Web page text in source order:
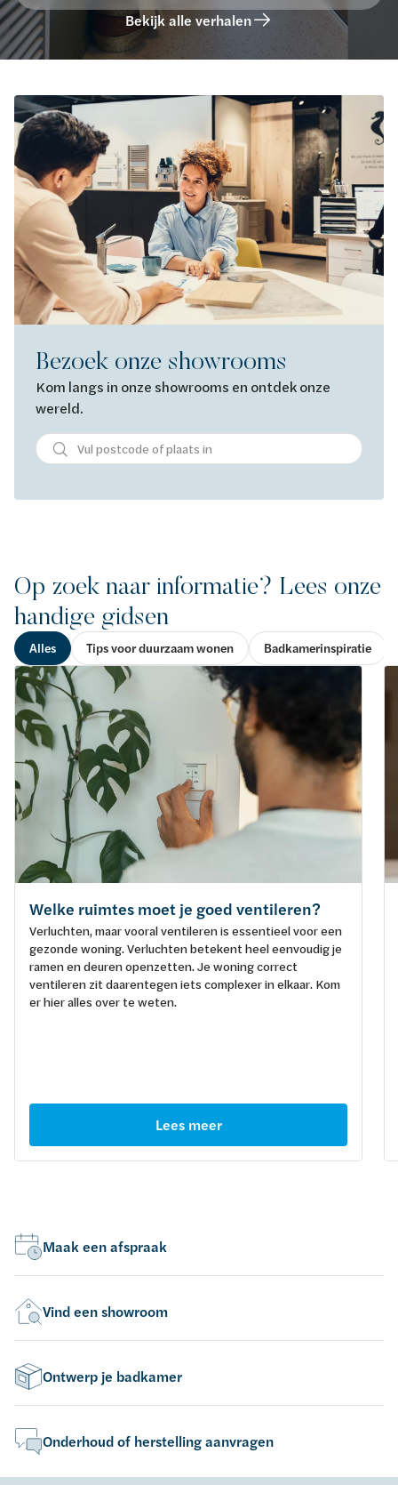
Bekijk alle verhalen
Bezoek onze showrooms
Kom langs in onze showrooms en ontdek onze
wereld.
Op zoek naar informatie? Lees onze
handige gidsen
Alles Tips voor duurzaam wonen Badkamerinspiratie
Welke ruimtes moet je goed ventileren?
Verluchten, maar vooral ventileren is essentieel voor een
gezonde woning. Verluchten betekent heel eenvoudig je
ramen en deuren openzetten. Je woning correct
ventileren zit daarentegen iets complexer in elkaar. Kom
er hier alles over te weten.
Lees meer
Maak een afspraak
Vind een showroom
Ontwerp je badkamer
Onderhoud of herstelling aanvragen